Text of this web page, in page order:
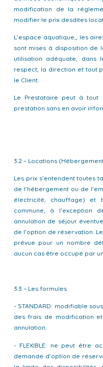
modification de la
modifier le prix desdites
L’espace aquatique,, les
sont mises à disposition de
utilisation adéquate,
respect, la direction et tout
le Client.
Le Prestataire peut à tout
prestation sans en avoir
3.2 – Locations
Les prix s’entendent toutes
de l’hébergement ou de
électricité, chauffage) et
commune, à l’exception
annulation de séjour
de l’option de réservation.
prévue pour un nombre
aucun cas être occupé par
3.3 – Les formules
- STANDARD: modifiable
des frais de modification
annulation.
- FLEXIBLE: ne peut être
demande d’option de